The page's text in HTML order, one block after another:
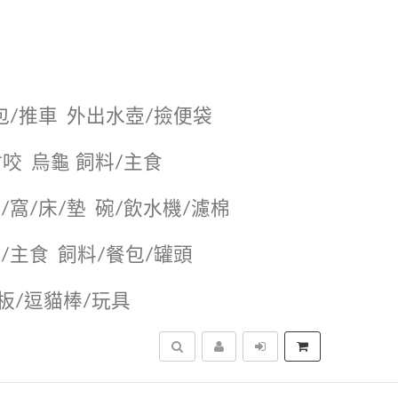
/推車 外出水壺/撿便袋
烏龜 飼料/主食
窩/床/墊 碗/飲水機/濾棉
主食 飼料/餐包/罐頭
/逗貓棒/玩具
搜尋